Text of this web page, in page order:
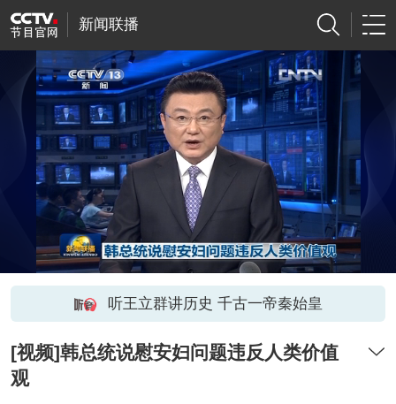
新闻联播
听王立群讲历史 千古一帝秦始皇
[视频]韩总统说慰安妇问题违反人类价值
观